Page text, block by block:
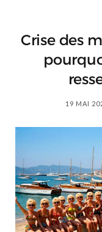
Crise des
19 MAI